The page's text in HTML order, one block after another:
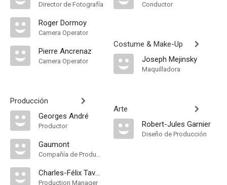
Director de Fotografía
Roger Dormoy
Camera Operator
Pierre Ancrenaz
Camera Operator
Producción
Georges André
Productor
Gaumont
Compañía de Produccion
Charles-Félix Tavano
Production Manager
Conductor
Costume & Make-Up
Joseph Mejinsky
Maquilladora
Arte
Robert-Jules Garnier
Diseño de Producción